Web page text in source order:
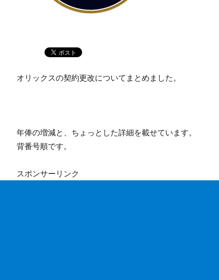
オリックスの契約更改についてまとめました。
年俸の増減と、ちょっとした詳細を載せています。
背番号順です。
スポンサーリンク